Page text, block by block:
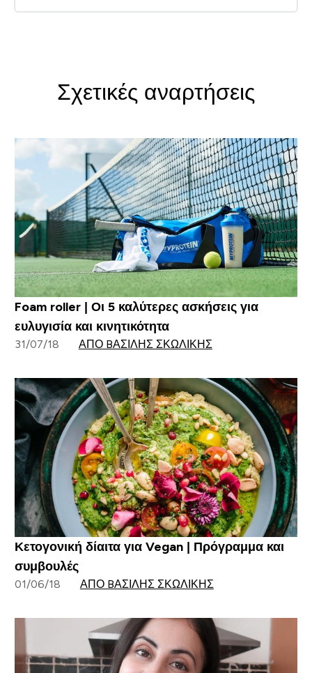
Σχετικές αναρτήσεις
Foam roller | Οι 5 καλύτερες ασκήσεις για
ευλυγισία και κινητικότητα
31/07/18 ΑΠΌ BΑΣΊΛΗΣ ΣΚΩΛΊΚΗΣ
Κετογονική δίαιτα για Vegan | Πρόγραμμα και
συμβουλές
01/06/18 ΑΠΌ BΑΣΊΛΗΣ ΣΚΩΛΊΚΗΣ